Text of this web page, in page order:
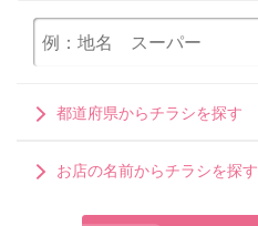
都道府県からチラシを探す
お店の名前からチラシを探す